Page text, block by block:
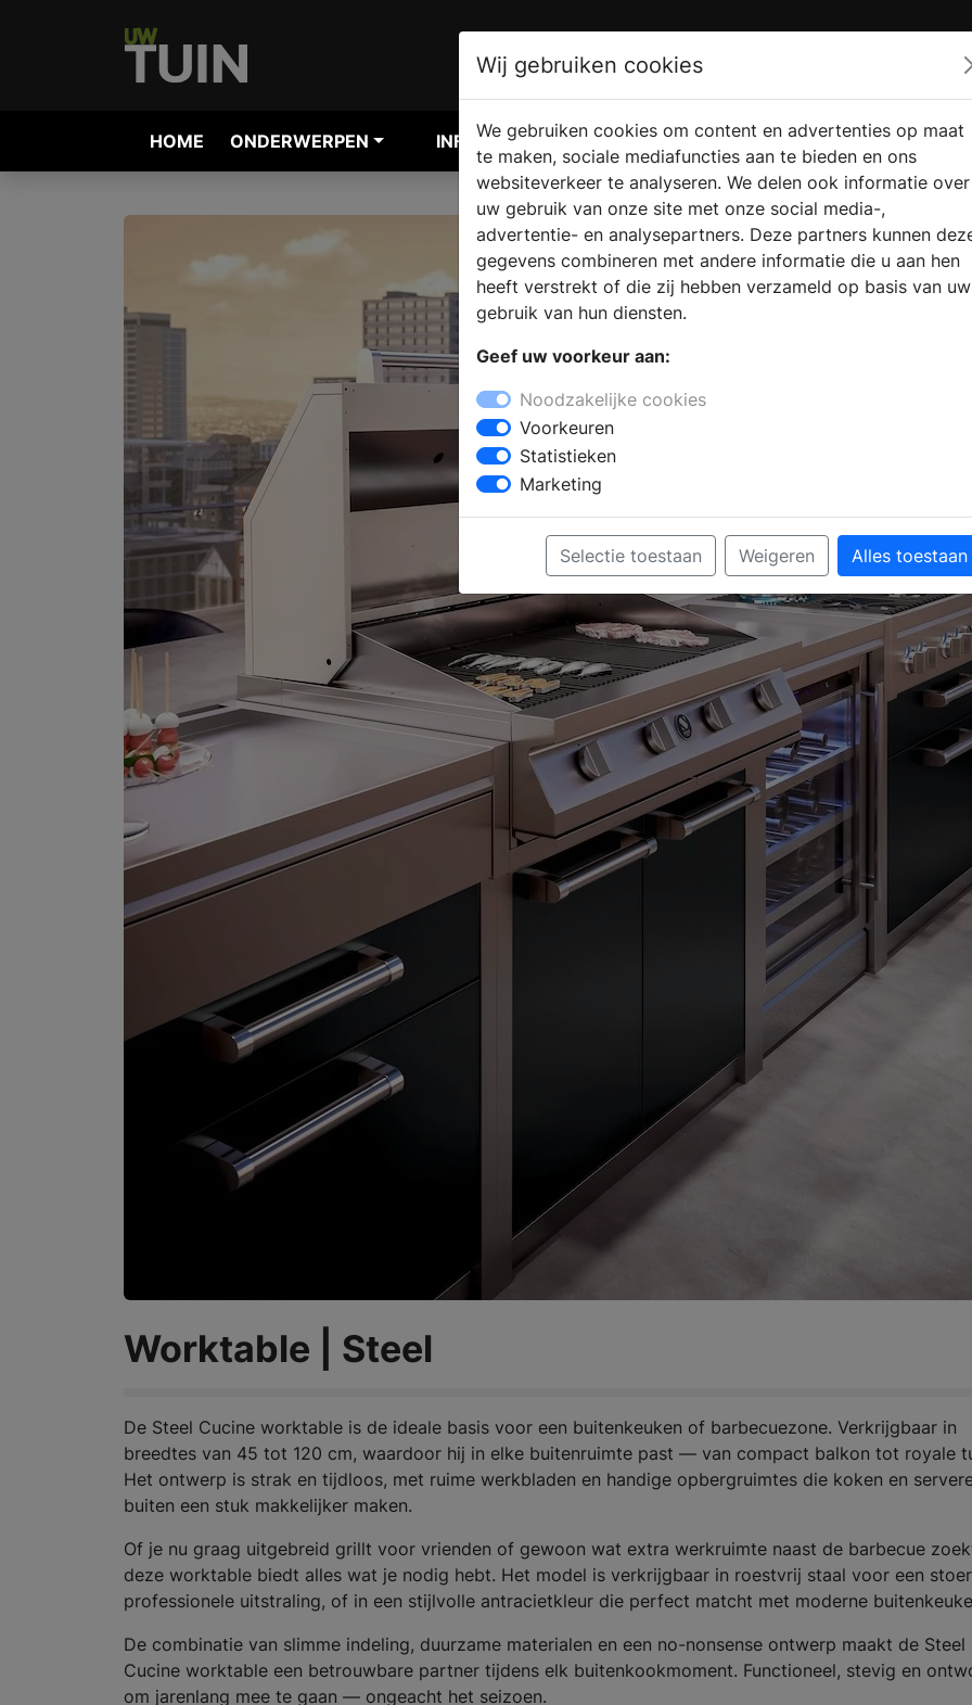
HOME ONDERWERPEN INFORMATIE AANVRAGEN VERKOOPLOCATIE VINDEN
Worktable | Steel
De Steel Cucine worktable is de ideale basis voor een buitenkeuken of barbecuezone. Verkrijgbaar in
breedtes van 45 tot 120 cm, waardoor hij in elke buitenruimte past — van compact balkon tot royale
Het ontwerp is strak en tijdloos, met ruime werkbladen en handige opbergruimtes die koken en
buiten een stuk makkelijker maken.
Of je nu graag uitgebreid grillt voor vrienden of gewoon wat extra werkruimte naast de barbecue
deze worktable biedt alles wat je nodig hebt. Het model is verkrijgbaar in roestvrij staal voor een
professionele uitstraling, of in een stijlvolle antracietkleur die perfect matcht met moderne
De combinatie van slimme indeling, duurzame materialen en een no-nonsense ontwerp maakt de Steel
Cucine worktable een betrouwbare partner tijdens elk buitenkookmoment. Functioneel, stevig en
om jarenlang mee te gaan — ongeacht het seizoen.
Wij gebruiken cookies
We gebruiken cookies om content en advertenties op maat
te maken, sociale mediafuncties aan te bieden en ons
websiteverkeer te analyseren. We delen ook informatie over
uw gebruik van onze site met onze social media-,
advertentie- en analysepartners. Deze partners kunnen
gegevens combineren met andere informatie die u aan hen
heeft verstrekt of die zij hebben verzameld op basis van uw
gebruik van hun diensten.
Geef uw voorkeur aan:
Noodzakelijke cookies
Voorkeuren
Statistieken
Marketing
Selectie toestaan Weigeren Alles toestaan